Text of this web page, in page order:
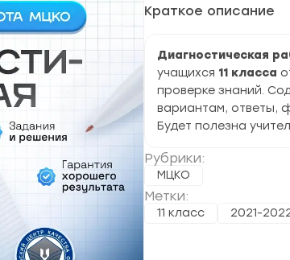
Краткое описание
Диагностическая
учащихся 11 класса
проверке знаний.
вариантам, ответы,
Будет полезна
Рубрики:
МЦКО
Метки:
11 класс 2021-